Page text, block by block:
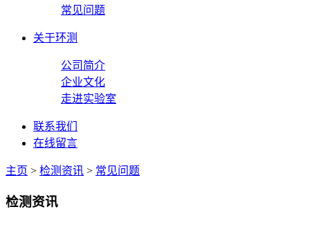
常见问题
关于环测
公司简介
企业文化
走进实验室
联系我们
在线留言
主页 > 检测资讯 > 常见问题
检测资讯